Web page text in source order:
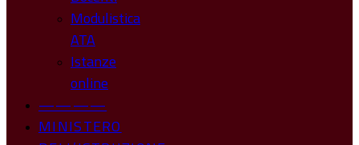
Modulistica
ATA
Istanze
online
————
MINISTERO